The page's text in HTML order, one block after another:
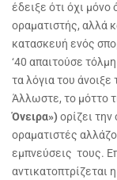
έδειξε ότι όχι μόνο
οραματιστής, αλλά
κατασκευή ενός
‘40 απαιτούσε
τα λόγια του
Άλλωστε, τo μόττο
Όνειρα») ορίζει την
οραματιστές
εμπνεύσεις τους.
αντικατοπτρίζεται